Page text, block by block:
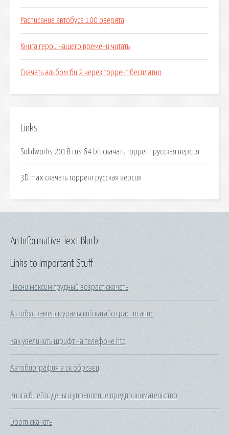
Расписание автобуса 100 оверята
Книга герои нашего времени читать
Скачать альбом би 2 через торрент бесплатно
Links
Solidworks 2018 rus 64 bit скачать торрент русская версия.
3D max скачать торрент русская версия
Links to Important Stuff
Песни максим трудный возраст скачать
Автобус каменск уральский катайск расписание
Как увеличить шрифт на телефоне htc
Автобиография в ск образец
Книга б гейтс деньги управление предпринимательство
Doom cкачать
An Informative Text Blurb